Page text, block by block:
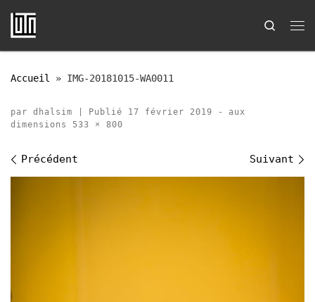
Passer au contenu
Search
Accueil » IMG-20181015-WA0011
par dhalsim Publié 17 février 2019 -
aux
dimensions
533 × 800
Navigation des images
Précédent Suivant